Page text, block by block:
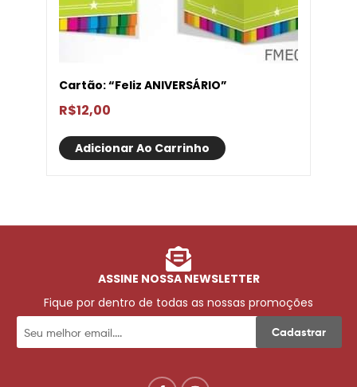
Cartão: “Feliz ANIVERSÁRIO”
R$12,00
Adicionar Ao Carrinho
ASSINE NOSSA NEWSLETTER
Fique por dentro de todas as nossas promoções
Cadastrar